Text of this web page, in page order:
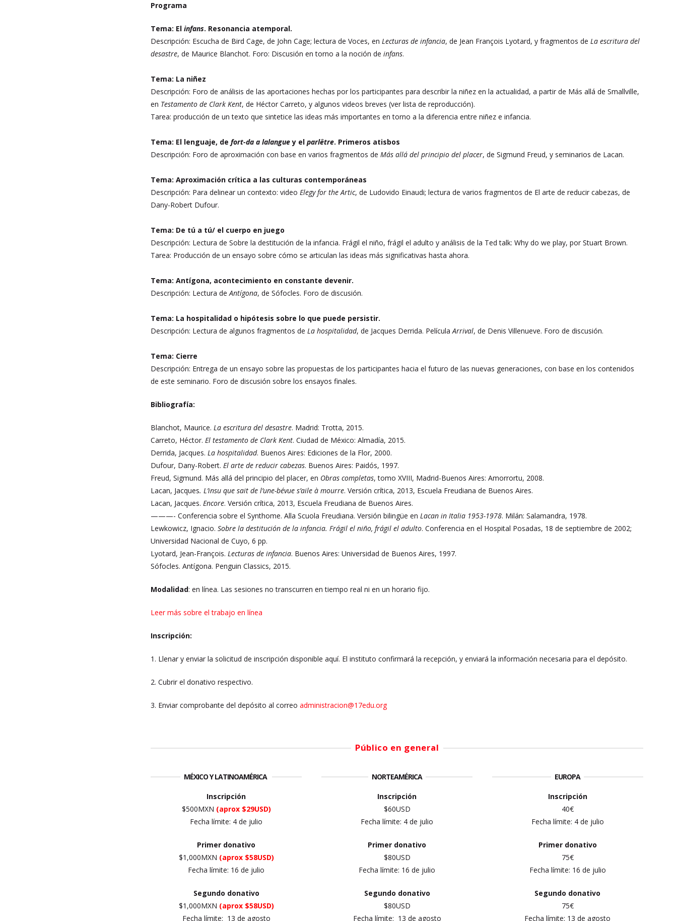
Programa
Tema: Elinfans. Resonancia atemporal.
Descripción: Escucha de Bird Cage, de John Cage; lectura de Voces, enLecturas de infancia, de Jean François Lyotard, y fragmentos deLa escritura del
desastre, de Maurice Blanchot. Foro: Discusión en torno a la noción deinfans.
Tema: La niñez
Descripción: Foro de análisis de las aportaciones hechas por los participantes para describir la niñez en la actualidad, a partir de Más allá de Smallville,
en Testamento de Clark Kent, de Héctor Carreto, y algunos videos breves (ver lista de reproducción).
Tarea: producción de un texto que sintetice las ideas más importantes en torno a la diferencia entre niñez e infancia.
Tema: El lenguaje, defort-da a lalanguey elparlêtre. Primeros atisbos
Descripción: Foro de aproximación con base en varios fragmentos deMás allá del principio del placer, de Sigmund Freud, y seminarios de Lacan.
Tema: Aproximación crítica a las culturas contemporáneas
Descripción: Para delinear un contexto: videoElegy for the Artic, de Ludovido Einaudi; lectura de varios fragmentos de El arte de reducir cabezas, de
Dany-Robert Dufour.
Tema: De tú a tú/ el cuerpo en juego
Descripción: Lectura de Sobre la destitución de la infancia. Frágil el niño, frágil el adulto y análisis de la Ted talk: Why do we play, por Stuart Brown.
Tarea: Producción de un ensayo sobre cómo se articulan las ideas más significativas hasta ahora.
Tema: Antígona, acontecimiento en constante devenir.
Descripción: Lectura deAntígona, de Sófocles. Foro de discusión.
Tema: La hospitalidad o hipótesis sobre lo que puede persistir.
Descripción: Lectura de algunos fragmentos deLa hospitalidad, de Jacques Derrida. PelículaArrival, de Denis Villenueve. Foro de discusión.
Tema: Cierre
Descripción: Entrega de un ensayo sobre las propuestas de los participantes hacia el futuro de las nuevas generaciones, con base en los contenidos
de este seminario. Foro de discusión sobre los ensayos finales.
Bibliografía:
Blanchot, Maurice.La escritura del desastre. Madrid: Trotta, 2015.
Carreto, Héctor.El testamento de Clark Kent. Ciudad de México: Almadía, 2015.
Derrida, Jacques.La hospitalidad. Buenos Aires: Ediciones de la Flor, 2000.
Dufour, Dany-Robert.El arte de reducir cabezas. Buenos Aires: Paidós, 1997.
Freud, Sigmund. Más allá del principio del placer, en Obras completas, tomo XVIII, Madrid-Buenos Aires: Amorrortu, 2008.
Lacan, Jacques. L’insu que sait de l’une-bévue s’aile à mourre. Versión crítica, 2013, Escuela Freudiana de Buenos Aires.
Lacan, Jacques.Encore. Versión crítica, 2013, Escuela Freudiana de Buenos Aires.
———- Conferencia sobre el Synthome. Alla Scuola Freudiana. Versión bilingüe enLacan in Italia 1953-1978. Milán: Salamandra, 1978.
Lewkowicz, Ignacio.Sobre la destitución de la infancia. Frágil el niño, frágil el adulto. Conferencia en el Hospital Posadas, 18 de septiembre de 2002;
Universidad Nacional de Cuyo, 6 pp.
Lyotard, Jean-François.Lecturas de infancia. Buenos Aires: Universidad de Buenos Aires, 1997.
Sófocles. Antígona. Penguin Classics, 2015.
Modalidad: en línea. Las sesiones no transcurren en tiempo real ni en un horario fijo.
Leer más sobre el trabajo en línea
Inscripción:
1. Llenar y enviar la solicitud de inscripción disponible aquí. El instituto confirmará la recepción, y enviará la información necesaria para el depósito.
2. Cubrir el donativo respectivo.
3. Enviar comprobante del depósito al correoadministracion@17edu.org
Público en general
MÉXICO Y LATINOAMÉRICA
Inscripción
$500MXN (aprox $29USD)
Fecha límite: 4 de julio
Primer donativo
$1,000MXN (aprox $58USD)
Fecha límite: 16 de julio
Segundo donativo
$1,000MXN (aprox $58USD)
Fecha límite: 13 de agosto
NORTEAMÉRICA
Inscripción
$60USD
Fecha límite: 4 de julio
Primer donativo
$80USD
Fecha límite: 16 de julio
Segundo donativo
$80USD
Fecha límite: 13 de agosto
EUROPA
Inscripción
40€
Fecha límite: 4 de julio
Primer donativo
75€
Fecha límite: 16 de julio
Segundo donativo
75€
Fecha límite: 13 de agosto